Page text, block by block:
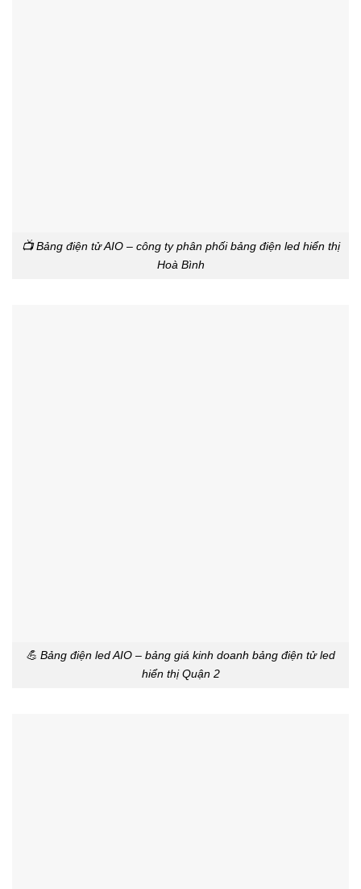
📺 Bảng điện tử AIO – công ty phân phối bảng điện led hiển thị
Hoà Bình
💪 Bảng điện led AIO – bảng giá kinh doanh bảng điện tử led
hiển thị Quận 2